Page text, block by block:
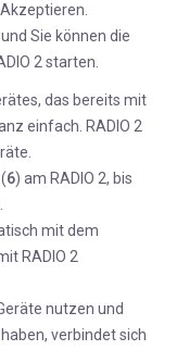
Sie können die
2 starten.
das bereits mit
einfach. RADIO 2
6) am RADIO 2, bis
mit dem
RADIO 2
nutzen und
verbindet sich